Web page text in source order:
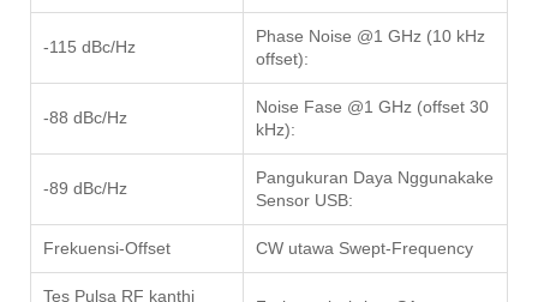
-115 dBc/Hz
Phase Noise @1 GHz (10 kHz
offset):
-88 dBc/Hz
Noise Fase @1 GHz (offset 30
kHz):
-89 dBc/Hz
Pangukuran Daya Nggunakake
Sensor USB:
Frekuensi-Offset CW utawa Swept-Frequency
Tes Pulsa RF kanthi